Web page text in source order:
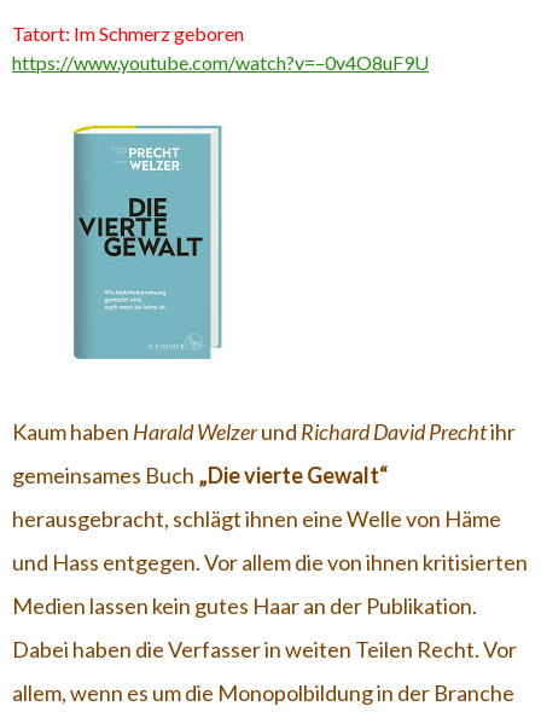
Tatort: Im Schmerz geboren
https://www.youtube.com/watch?v=–0v4O8uF9U
Kaum haben Harald Welzerund Richard David Prechtihr
gemeinsames Buch „Die vierte Gewalt“
herausgebracht, schlägt ihnen eine Welle von Häme
und Hass entgegen. Vor allem die von ihnen kritisierten
Medien lassen kein gutes Haar an der Publikation.
Dabei haben die Verfasser in weiten Teilen Recht. Vor
allem, wenn es um die Monopolbildung in der Branche